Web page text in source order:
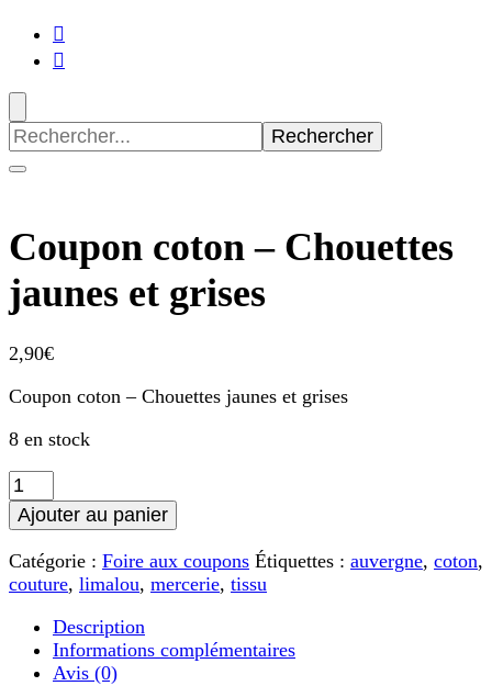
Recherche
pour
:
Coupon coton – Chouettes
jaunes et grises
2,90€
Coupon coton – Chouettes jaunes et grises
8 en stock
quantité
de
Coupon
coton
-
Chouettes
jaunes
grises
Ajouter au panier
Catégorie : Foire aux coupons Étiquettes : auvergne, coton,
couture, limalou, mercerie, tissu
Description
Informations complémentaires
Avis (0)